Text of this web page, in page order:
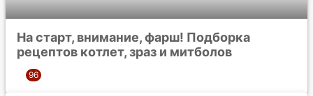
На старт, внимание, фарш! Подборка
рецептов котлет, зраз и митболов